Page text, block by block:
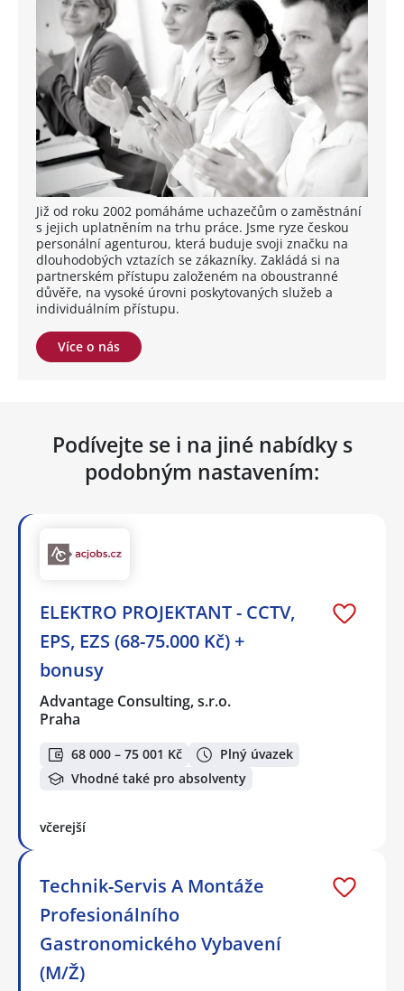
Již od roku 2002 pomáháme uchazečům o zaměstnání
s jejich uplatněním na trhu práce. Jsme ryze českou
personální agenturou, která buduje svoji značku na
dlouhodobých vztazích se zákazníky. Zakládá si na
partnerském přístupu založeném na oboustranné
důvěře, na vysoké úrovni poskytovaných služeb a
individuálním přístupu.
Více o nás
Podívejte se i na jiné nabídky s
podobným nastavením:
ELEKTRO PROJEKTANT - CCTV,
EPS, EZS (68-75.000 Kč) +
bonusy
Advantage Consulting, s.r.o.
Praha
68 000 – 75 001 Kč
Plný úvazek
Vhodné také pro absolventy
včerejší
Technik-Servis A Montáže
Profesionálního
Gastronomického Vybavení
(M/Ž)